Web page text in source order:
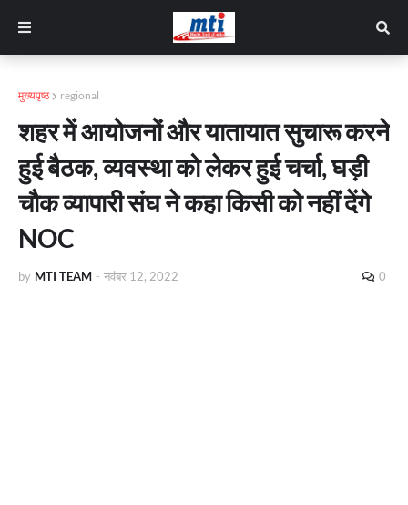
मुख्यपृष्ठ regional
शहर में आयोजनों और यातायात सुचारू करने
हुई बैठक, व्यवस्था को लेकर हुई चर्चा, घड़ी
चौक व्यापारी संघ ने कहा किसी को नहीं देंगे
NOC
by MTI TEAM - नवंबर 12, 2022 0